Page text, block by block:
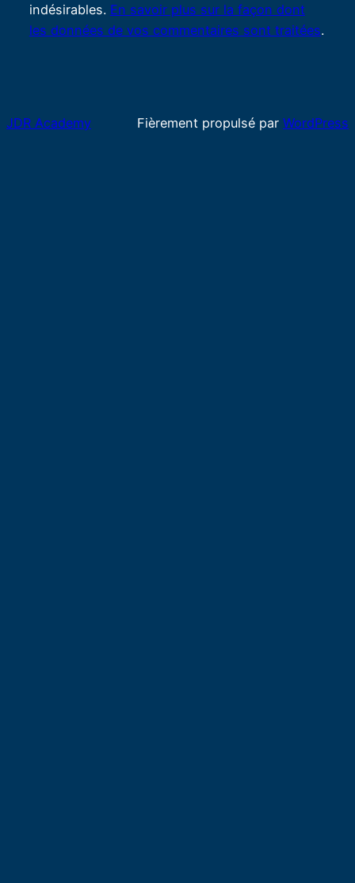
indésirables. En savoir plus sur la façon dont
les données de vos commentaires sont traitées.
JDR Academy Fièrement propulsé par WordPress